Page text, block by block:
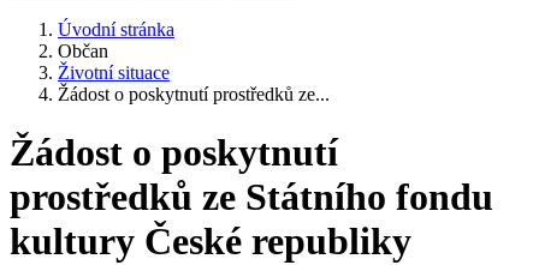
Úvodní stránka
Občan
Životní situace
Žádost o poskytnutí prostředků ze...
Žádost o poskytnutí
prostředků ze Státního fondu
kultury České republiky